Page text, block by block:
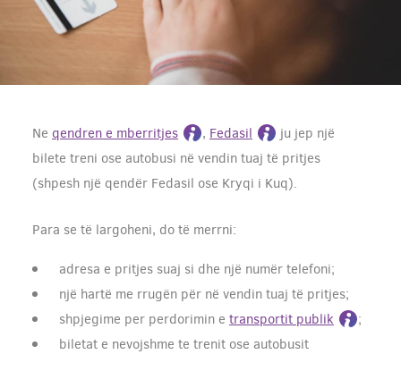
Ne qendren e mberritjes , Fedasil
ju jep një
bilete treni ose autobusi në vendin tuaj të pritjes
(shpesh një qendër Fedasil ose Kryqi i Kuq).
Para se të largoheni, do të merrni:
adresa e pritjes suaj si dhe një numër telefoni;
një hartë me rrugën për në vendin tuaj të pritjes;
shpjegime per perdorimin e transportit publik
;
biletat e nevojshme te trenit ose autobusit